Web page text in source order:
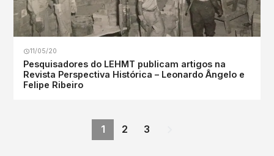
11/05/20
Pesquisadores do LEHMT publicam artigos na
Revista Perspectiva Histórica – Leonardo Ângelo e
Felipe Ribeiro
1 2 3